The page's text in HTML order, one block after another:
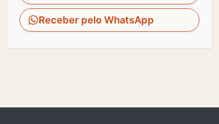
Receber pelo WhatsApp